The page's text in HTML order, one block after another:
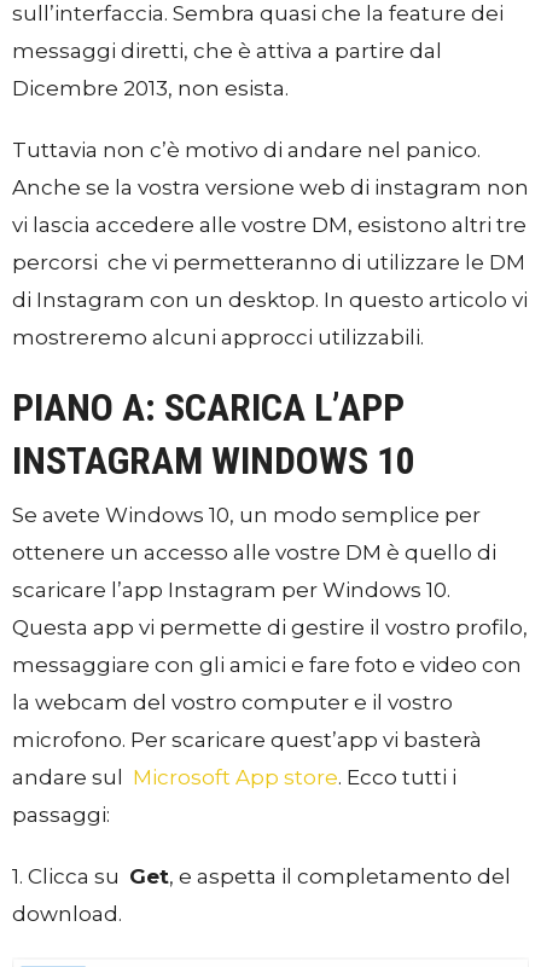
sull’interfaccia. Sembra quasi che la feature dei
messaggi diretti, che è attiva a partire dal
Dicembre 2013, non esista.
Tuttavia non c’è motivo di andare nel panico.
Anche se la vostra versione web di instagram non
vi lascia accedere alle vostre DM, esistono altri tre
percorsi che vi permetteranno di utilizzare le DM
di Instagram con un desktop. In questo articolo vi
mostreremo alcuni approcci utilizzabili.
PIANO A: SCARICA L’APP
INSTAGRAM WINDOWS 10
Se avete Windows 10, un modo semplice per
ottenere un accesso alle vostre DM è quello di
scaricare l’app Instagram per Windows 10.
Questa app vi permette di gestire il vostro profilo,
messaggiare con gli amici e fare foto e video con
la webcam del vostro computer e il vostro
microfono. Per scaricare quest’app vi basterà
andare sul Microsoft App store. Ecco tutti i
passaggi:
1. Clicca su Get, e aspetta il completamento del
download.